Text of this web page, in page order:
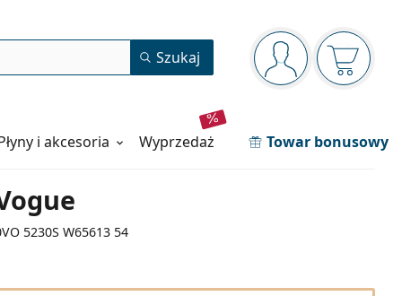
Panel nawigacyjny
jesteś
Koszyk
Szukaj
i akcesoria wyprzedaż Towar bonusowy
5230S W65613 54